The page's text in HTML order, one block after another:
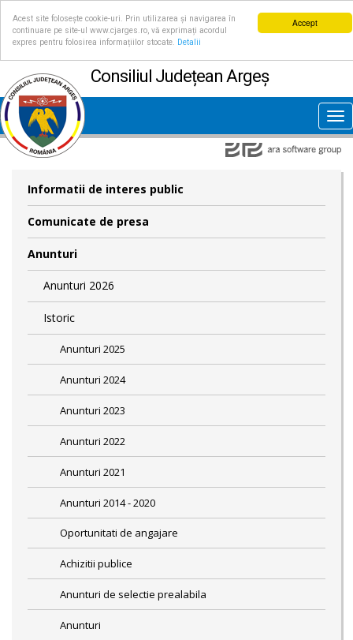
Accept
Acest site folosește cookie-uri. Prin utilizarea și navigarea în
continuare pe site-ul www.cjarges.ro, vă exprimați acordul
expres pentru folosirea informațiilor stocate.
Detalii
Consiliul Județean Argeș
Informatii de interes public
Comunicate de presa
Anunturi
Anunturi 2026
Istoric
Anunturi 2025
Anunturi 2024
Anunturi 2023
Anunturi 2022
Anunturi 2021
Anunturi 2014 - 2020
Oportunitati de angajare
Achizitii publice
Anunturi de selectie prealabila
Anunturi